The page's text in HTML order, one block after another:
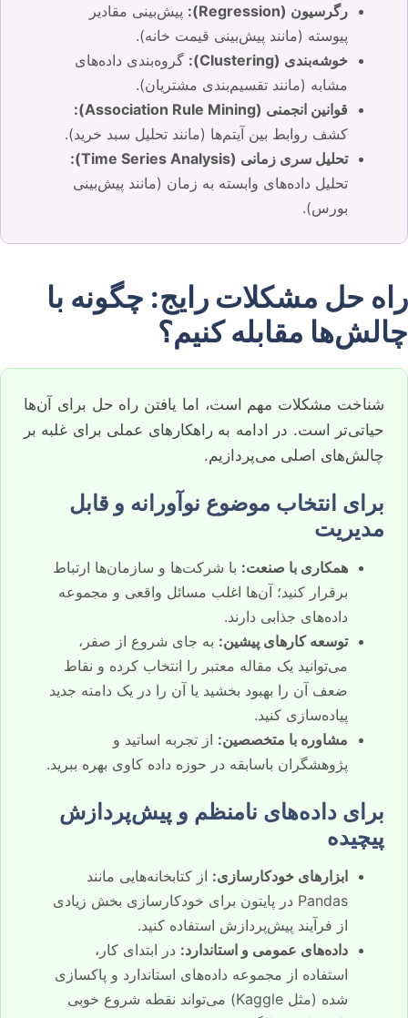
رگرسیون (Regression):
پیش‌بینی مقادیر
پیوسته (مانند پیش‌بینی قیمت خانه).
خوشه‌بندی (Clustering):
گروه‌بندی داده‌های
مشابه (مانند تقسیم‌بندی مشتریان).
قوانین انجمنی (Association Rule Mining):
کشف روابط بین آیتم‌ها (مانند تحلیل سبد خرید).
تحلیل سری زمانی (Time Series Analysis):
تحلیل داده‌های وابسته به زمان (مانند پیش‌بینی
بورس).
راه حل مشکلات رایج: چگونه با
چالش‌ها مقابله کنیم؟
شناخت مشکلات مهم است، اما یافتن راه حل برای آن‌ها
حیاتی‌تر است. در ادامه به راهکارهای عملی برای غلبه بر
چالش‌های اصلی می‌پردازیم.
برای انتخاب موضوع نوآورانه و قابل
مدیریت
همکاری با صنعت: با شرکت‌ها و سازمان‌ها ارتباط
برقرار کنید؛ آن‌ها اغلب مسائل واقعی و مجموعه
داده‌های جذابی دارند.
توسعه کارهای پیشین: به جای شروع از صفر،
می‌توانید یک مقاله معتبر را انتخاب کرده و نقاط
ضعف آن را بهبود بخشید یا آن را در یک دامنه جدید
پیاده‌سازی کنید.
مشاوره با متخصصین: از تجربه اساتید و
پژوهشگران باسابقه در حوزه داده کاوی بهره ببرید.
برای داده‌های نامنظم و پیش‌پردازش
پیچیده
ابزارهای خودکارسازی: از کتابخانه‌هایی مانند
Pandas در پایتون برای خودکارسازی بخش زیادی
از فرآیند پیش‌پردازش استفاده کنید.
داده‌های عمومی و استاندارد: در ابتدای کار،
استفاده از مجموعه داده‌های استاندارد و پاکسازی
شده (مثل Kaggle) می‌تواند نقطه شروع خوبی